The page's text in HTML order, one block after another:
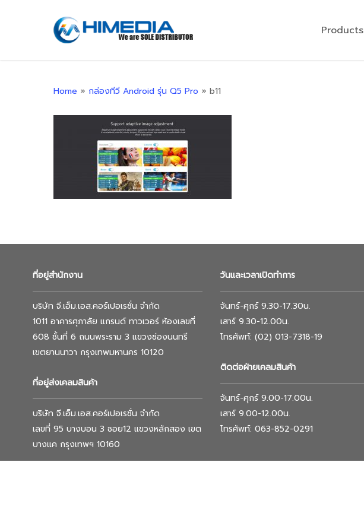
Products
Home » กล่องทีวี Android รุ่น Q5 Pro » b11
ที่อยู่สำนักงาน
บริษัท จี.เอ็ม.เอส.คอร์เปอเรชั่น จำกัด
1011 อาคารศุภาลัย แกรนด์ ทาวเวอร์ ห้องเลขที่
608 ชั้นที่ 6 ถนนพระราม 3 แขวงช่องนนทรี
เขตยานนาวา กรุงเทพมหานคร 10120
ที่อยู่ส่งเคลมสินค้า
บริษัท จี.เอ็ม.เอส.คอร์เปอเรชั่น จำกัด
เลขที่ 95 บางบอน 3 ซอย12 แขวงหลักสอง เขต
บางแค กรุงเทพฯ 10160
วันและเวลาเปิดทำการ
จันทร์-ศุกร์ 9.30-17.30น.
เสาร์ 9.30-12.00น.
โทรศัพท์: (02) 013-7318-19
ติดต่อฝ่ายเคลมสินค้า
จันทร์-ศุกร์ 9.00-17.00น.
เสาร์ 9.00-12.00น.
โทรศัพท์: 063-852-0291